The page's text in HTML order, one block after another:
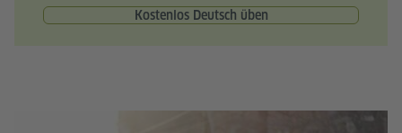
Kostenlos Deutsch üben